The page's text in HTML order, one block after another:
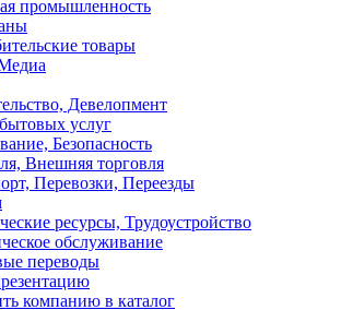
промышленность
товары
Девелопмент
услуг
Безопасность
Внешняя торговля
Перевозки, Переезды
ресурсы, Трудоустройство
обслуживание
переводы
компанию в каталог